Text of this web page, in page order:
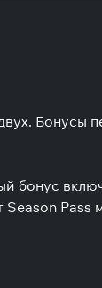
Бонусы
бонус
Season Pass